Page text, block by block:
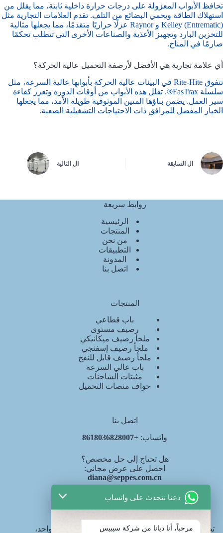
تحافظ الأبواب المعزولة على درجات حرارة داخلية ثابتة، مما يقلل من
استهلاك الطاقة ويحمي البضائع من التلف. تقدم العلامات التجارية مثل
Kelley (Entrematic) و Raynor عزلًا حراريًا متقدمًا، مما يجعلها مثالية
للتخزين البارد وتجهيز الأغذية والصناعات الأخرى التي تتطلب تحكمًا
صارمًا في المناخ.
أي علامة تجارية هي الأفضل لأرصفة التحميل عالية الحركة؟
تتفوق Rite-Hite في البيئات عالية الحركة بأبوابها عالية السرعة، مثل
سلسلة FasTrax®. تقلل هذه الأبواب من أوقات الدورة وتعزز كفاءة
سير العمل. يضمن بناؤها المتين الموثوقية طويلة الأمد، مما يجعلها
الخيار المفضل للمرافق ذات الاحتياجات التشغيلية الصعبة.
ال السابقة ال التالية
روابط سريعة
الرئيسية
المنتجات
من نحن
التطبيقات
المدونة
اتصل بنا
المنتجات
باب قطاعي
رصيف مستوى
ملجأ رصيف ميكانيكي
ملجأ رصيف إسفنجي
ملجأ رصيف قابل للنفخ
باب عالي السرعة
مثبتات الشاحنات
حواف منصات التحميل
اتصل بنا
واتساب: +8618036828007
هل تحتاج إلى حل مخصص؟
احصل على عرض مجاني:
diana@seppes.com.cn
خدمات SEPPES
تطبق SEPPES معيار الخدمة الصناعية الجديد "باب واحد،
دعنا نتحدث على واتساب
مرحباً، أنا ديانا من شركة سيبيس